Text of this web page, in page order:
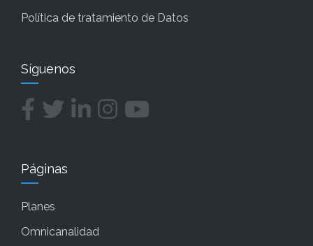
Política de tratamiento de Datos
Síguenos
Páginas
Planes
Omnicanalidad